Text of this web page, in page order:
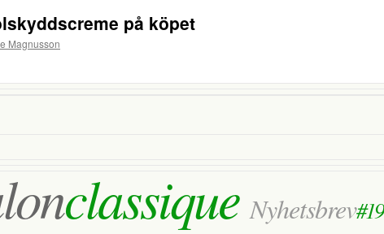
på köpet
Magnusson
classique Nyhetsbrev#19